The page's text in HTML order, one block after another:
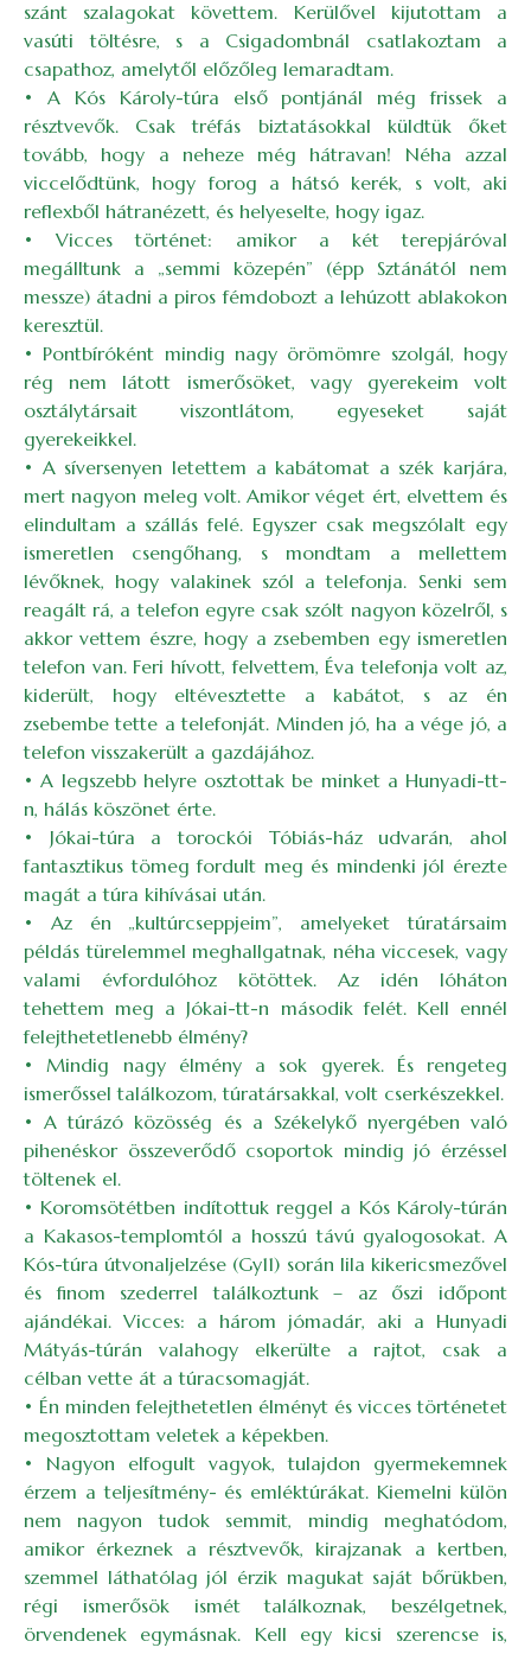
szánt szalagokat követtem. Kerülővel kijutottam a
vasúti töltésre, s a Csigadombnál csatlakoztam a
csapathoz, amelytől előzőleg lemaradtam.
• A Kós Károly-túra első pontjánál még frissek a
résztvevők. Csak tréfás biztatásokkal küldtük őket
tovább, hogy a neheze még hátravan! Néha azzal
viccelődtünk, hogy forog a hátsó kerék, s volt, aki
reflexből hátranézett, és helyeselte, hogy igaz.
• Vicces történet: amikor a két terepjáróval
megálltunk a „semmi közepén” (épp Sztánától nem
messze) átadni a piros fémdobozt a lehúzott ablakokon
keresztül.
• Pontbíróként mindig nagy örömömre szolgál, hogy
rég nem látott ismerősöket, vagy gyerekeim volt
osztálytársait viszontlátom, egyeseket saját
gyerekeikkel.
• A síversenyen letettem a kabátomat a szék karjára,
mert nagyon meleg volt. Amikor véget ért, elvettem és
elindultam a szállás felé. Egyszer csak megszólalt egy
ismeretlen csengőhang, s mondtam a mellettem
lévőknek, hogy valakinek szól a telefonja. Senki sem
reagált rá, a telefon egyre csak szólt nagyon közelről, s
akkor vettem észre, hogy a zsebemben egy ismeretlen
telefon van. Feri hívott, felvettem, Éva telefonja volt az,
kiderült, hogy eltévesztette a kabátot, s az én
zsebembe tette a telefonját. Minden jó, ha a vége jó, a
telefon visszakerült a gazdájához.
• A legszebb helyre osztottak be minket a Hunyadi-tt-
n, hálás köszönet érte.
• Jókai-túra a torockói Tóbiás-ház udvarán, ahol
fantasztikus tömeg fordult meg és mindenki jól érezte
magát a túra kihívásai után.
• Az én „kultúrcseppjeim”, amelyeket túratársaim
példás türelemmel meghallgatnak, néha viccesek, vagy
valami évfordulóhoz kötöttek. Az idén lóháton
tehettem meg a Jókai-tt-n második felét. Kell ennél
felejthetetlenebb élmény?
• Mindig nagy élmény a sok gyerek. És rengeteg
ismerőssel találkozom, túratársakkal, volt cserkészekkel.
• A túrázó közösség és a Székelykő nyergében való
pihenéskor összeverődő csoportok mindig jó érzéssel
töltenek el.
• Koromsötétben indítottuk reggel a Kós Károly-túrán
a Kakasos-templomtól a hosszú távú gyalogosokat. A
Kós-túra útvonaljelzése (Gy11) során lila kikericsmezővel
és finom szederrel találkoztunk – az őszi időpont
ajándékai. Vicces: a három jómadár, aki a Hunyadi
Mátyás-túrán valahogy elkerülte a rajtot, csak a
célban vette át a túracsomagját.
• Én minden felejthetetlen élményt és vicces történetet
megosztottam veletek a képekben.
• Nagyon elfogult vagyok, tulajdon gyermekemnek
érzem a teljesítmény- és emléktúrákat. Kiemelni külön
nem nagyon tudok semmit, mindig meghatódom,
amikor érkeznek a résztvevők, kirajzanak a kertben,
szemmel láthatólag jól érzik magukat saját bőrükben,
régi ismerősök ismét találkoznak, beszélgetnek,
örvendenek egymásnak. Kell egy kicsi szerencse is,